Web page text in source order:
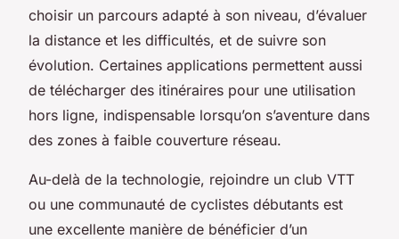
choisir un parcours adapté à son niveau, d’évaluer
la distance et les difficultés, et de suivre son
évolution. Certaines applications permettent aussi
de télécharger des itinéraires pour une utilisation
hors ligne, indispensable lorsqu’on s’aventure dans
des zones à faible couverture réseau.
Au-delà de la technologie, rejoindre un club VTT
ou une communauté de cyclistes débutants est
une excellente manière de bénéficier d’un